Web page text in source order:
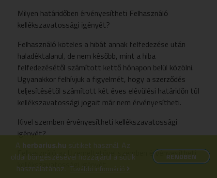
Milyen határidőben érvényesítheti Felhasználó
kellékszavatossági igényét?
Felhasználó köteles a hibát annak felfedezése után
haladéktalanul, de nem később, mint a hiba
felfedezésétől számított kettő hónapon belül közölni.
Ugyanakkor felhívjuk a figyelmét, hogy a szerződés
teljesítésétől számított két éves elévülési határidőn túl
kellékszavatossági jogait már nem érvényesítheti.
Kivel szemben érvényesítheti kellékszavatossági
igényét?
Felhasználó az Üzemeltetővel szemben érvényesítheti
kellékszavatossági igényét.
A herbarius.hu sütiket használ. Az
oldal böngészésével hozzájárul a sütik
használatához. További információ
RENDBEN